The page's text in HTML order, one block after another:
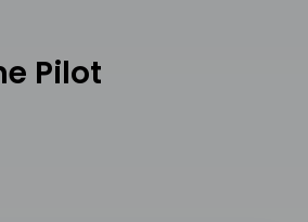
Pilot